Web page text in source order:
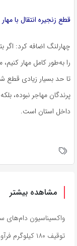
قطع زنجیره انتقال با
چهارلنگ اضافه کرد: اگر
را به‌طور کامل مهار
تا حد بسیار زیادی قطع
پرندگان مهاجر نبوده،
داخل استان است.
مشاهده بیشتر
واکسیناسیون دام‌های
توقیف ۱۸۰ کیلوگرم فرآورده مرغ فاقد مجوز در میانه